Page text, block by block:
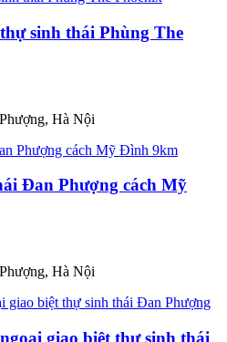
sinh thái Phùng The
Hà Nội
Đan Phượng cách Mỹ
Hà Nội
giao biệt thự sinh thái